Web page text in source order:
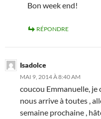
Bon week end!
RÉPONDRE
Isadolce
MAI 9, 2014 À 8:40 AM
coucou Emmanuelle, je
nous arrive à toutes ,
semaine prochaine ,